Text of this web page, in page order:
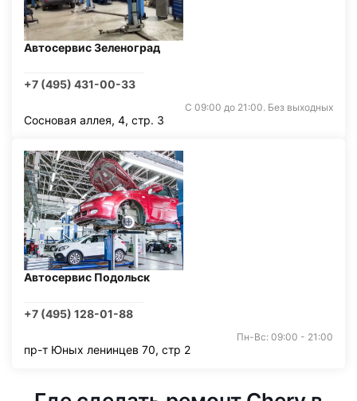
Автосервис Зеленоград
+7 (495) 431-00-33
С 09:00 до 21:00. Без выходных
Сосновая аллея, 4, стр. 3
Автосервис Подольск
+7 (495) 128-01-88
Пн-Вс: 09:00 - 21:00
пр-т Юных ленинцев 70, стр 2